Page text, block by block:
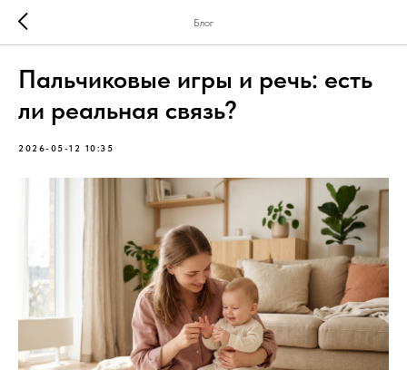
Блог
Пальчиковые игры и речь: есть
ли реальная связь?
2026-05-12 10:35